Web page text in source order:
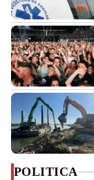
POLITICA